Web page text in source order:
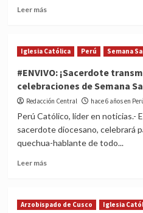
Leer másRead
del
de
Ramos,
por
el
Arzobispo
de
Cusco
Iglesia Católica Perú Semana
#ENVIVO: ¡Sacerdote
celebraciones de Semana
Redacción Central hace 6 años en
Perú Católico, líder en noticias.-
sacerdote diocesano, celebrará
quechua-hablante de todo...
Leer másRead
¡Sacerdote
Arzobispado de Cusco Iglesia